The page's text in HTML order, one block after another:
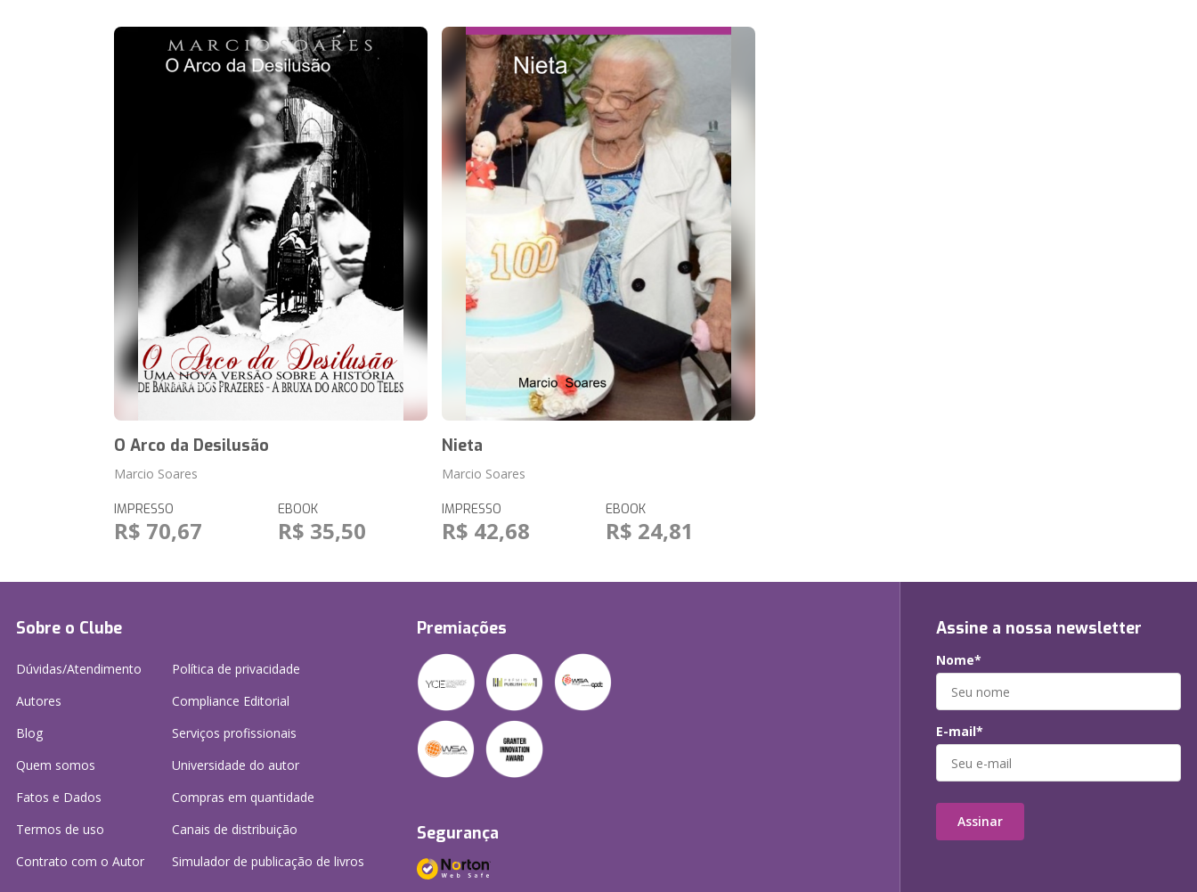
O Arco da Desilusão
Marcio Soares
IMPRESSO
R$ 70,67
EBOOK
R$ 35,50
Nieta
Marcio Soares
IMPRESSO
R$ 42,68
EBOOK
R$ 24,81
Sobre o Clube
Dúvidas/Atendimento
Autores
Blog
Quem somos
Fatos e Dados
Termos de uso
Contrato com o Autor
Política de privacidade
Compliance Editorial
Serviços profissionais
Universidade do autor
Compras em quantidade
Canais de distribuição
Simulador de publicação de livros
Premiações
Segurança
Assine a nossa newsletter
Nome*
E-mail*
Assinar